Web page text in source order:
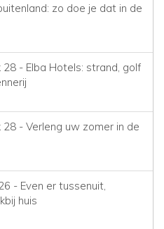
zo doe je dat in de
- Elba Hotels: strand, golf
- Verleng uw zomer in de
- Even er tussenuit,
huis